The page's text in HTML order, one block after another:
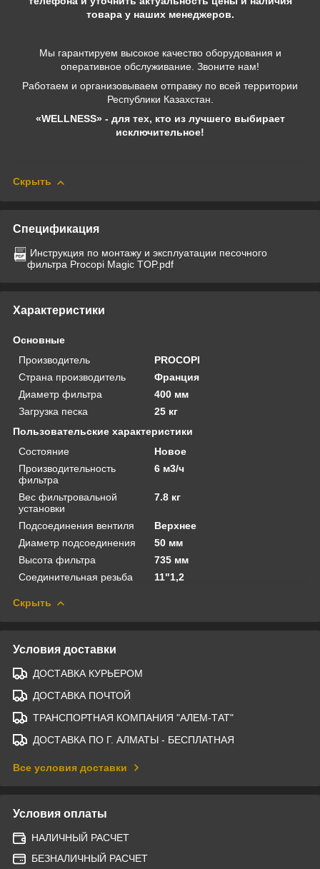
товара у наших менеджеров.
Мы гарантируем высокое качество оборудования и
оперативное обслуживание. Звоните нам!
Работаем и организовываем отправку по всей территории
Республики Казахстан.
«WELLNESS» - для тех, кто из лучшего выбирает
исключительное!
Скрыть
Спецификация
Инструкция по монтажу и эксплуатации песочного
фильтра Procopi Magic TOP.pdf
Характеристики
Основные
Производитель
PROCOPI
Страна производитель
Франция
Диаметр фильтра
400 мм
Загрузка песка
25 кг
Пользовательские характеристики
Состояние
Новое
Производительность
фильтра
6 м3/ч
Вес фильтровальной
установки
7.8 кг
Подсоединения вентиля
Верхнее
Диаметр подсоединения
50 мм
Высота фильтра
735 мм
Соединительная резьба
11"1,2
Скрыть
Условия доставки
ДОСТАВКА КУРЬЕРОМ
ДОСТАВКА ПОЧТОЙ
ТРАНСПОРТНАЯ КОМПАНИЯ "АЛЕМ-ТАТ"
ДОСТАВКА ПО Г. АЛМАТЫ - БЕСПЛАТНАЯ
Все условия доставки
Условия оплаты
НАЛИЧНЫЙ РАСЧЕТ
БЕЗНАЛИЧНЫЙ РАСЧЕТ